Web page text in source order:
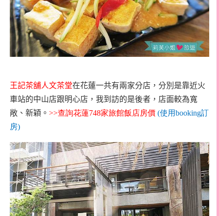
王記茶舖人文茶堂在花蓮一共有兩家分店，分別是靠近火
車站的中山店跟明心店，我到訪的是後者，店面較為寬
敞、新穎。 >>查詢花蓮748家旅館飯店房價 (使用booking訂
房)